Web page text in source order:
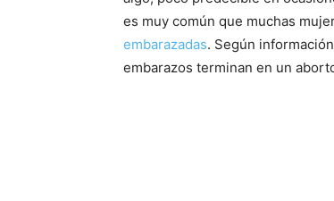
es muy común que muchas
embarazadas. Según
embarazos terminan en un